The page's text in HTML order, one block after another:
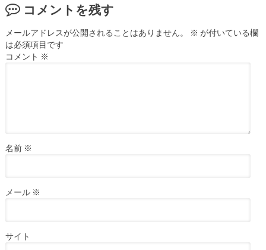
コメントを残す
メールアドレスが公開されることはありません。 ※ が付いている欄
は必須項目です
コメント ※
名前 ※
メール ※
サイト